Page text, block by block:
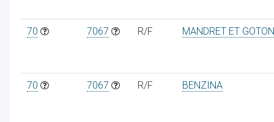
70 7067 R/F MANDRET ET GOTON
70 7067 R/F BENZINA